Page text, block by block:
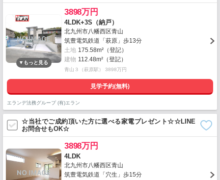
3898万円
4LDK+3S（納戸）
北九州市八幡西区青山
筑豊電気鉄道「萩原」歩13分
土地 175.58m²（登記）
建物 112.48m²（登記）
青山３（萩原駅） 3898万円
見学予約(無料)
エランデ法務グループ (有)エラン
☆当社でご成約頂いた方に選べる家電プレゼント☆☆LINE
お問合せもOK☆
3898万円
4LDK
北九州市八幡西区青山
筑豊電気鉄道「穴生」歩15分